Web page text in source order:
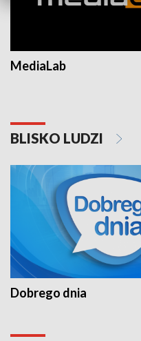
MediaLab
BLISKO LUDZI
Dobrego dnia